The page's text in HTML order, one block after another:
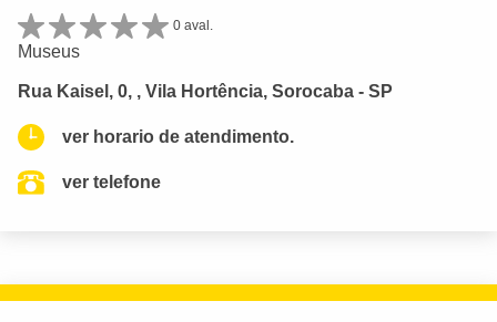
0 aval.
Museus
Rua Kaisel, 0, , Vila Hortência, Sorocaba - SP
ver horario de atendimento.
ver telefone